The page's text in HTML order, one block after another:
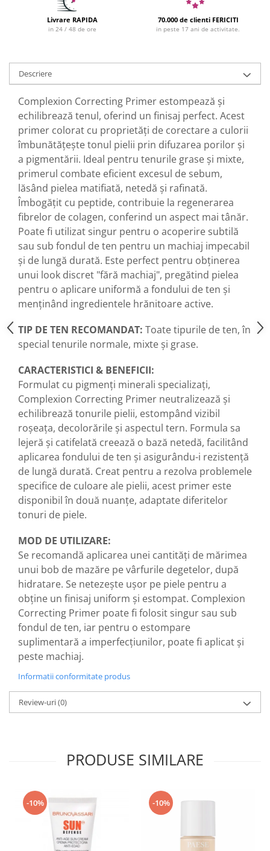
Livrare RAPIDA
in 24 / 48 de ore
70.000 de clienti FERICITI
in peste 17 ani de activitate.
Descriere
Complexion Correcting Primer estompează și
echilibrează tenul, oferind un finisaj perfect. Acest
primer colorat cu proprietăți de corectare a culorii
îmbunătățește tonul pielii prin difuzarea porilor și
a pigmentării. Ideal pentru tenurile grase și mixte,
primerul combate eficient excesul de sebum,
lăsând pielea matifiată, netedă și rafinată.
Îmbogățit cu peptide, contribuie la regenerarea
fibrelor de colagen, conferind un aspect mai tânăr.
Poate fi utilizat singur pentru o acoperire subtilă
sau sub fondul de ten pentru un machiaj impecabil
și de lungă durată. Este perfect pentru obținerea
unui look discret "fără machiaj", pregătind pielea
pentru o aplicare uniformă a fondului de ten și
menținând ingredientele hrănitoare active.
TIP DE TEN RECOMANDAT: Toate tipurile de ten, în
special tenurile normale, mixte și grase.
CARACTERISTICI & BENEFICII:
Formulat cu pigmenți minerali specializați,
Complexion Correcting Primer neutralizează și
echilibrează tonurile pielii, estompând vizibil
roșeața, decolorările și aspectul tern. Formula sa
lejeră și catifelată creează o bază netedă, facilitând
aplicarea fondului de ten și asigurându-i rezistență
de lungă durată. Creat pentru a rezolva problemele
specifice de culoare ale pielii, acest primer este
disponibil în două nuanțe, adaptate diferitelor
tonuri de piele.
MOD DE UTILIZARE:
Se recomandă aplicarea unei cantități de mărimea
unui bob de mazăre pe vârfurile degetelor, după
hidratare. Se netezește ușor pe piele pentru a
obține un finisaj uniform și estompat. Complexion
Correcting Primer poate fi folosit singur sau sub
fondul de ten, iar pentru o estompare
suplimentară a imperfecțiunilor, poate fi aplicat și
peste machiaj.
Informatii conformitate produs
Review-uri(0)
PRODUSE SIMILARE
-10% -10%